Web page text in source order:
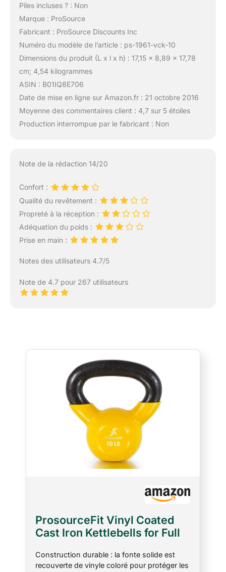
Piles incluses ? : Non
Marque : ProSource
Fabricant : ProSource Discounts Inc
Numéro du modèle de l’article : ps-1961-vck-10
Dimensions du produit (L x l x h) : 17,15 x 8,89 x 17,78
cm; 4,54 kilogrammes
ASIN : B01IQ8E706
Date de mise en ligne sur Amazon.fr : 21 octobre 2016
Moyenne des commentaires client : 4,7 sur 5 étoiles
Production interrompue par le fabricant : Non
Note de la rédaction 14/20
Confort :
Qualité du revêtement :
Propreté à la réception :
Adéquation du poids :
Prise en main :
Notes des utilisateurs 4.7/5
Note de 4.7 pour 267 utilisateurs
ProsourceFit Vinyl Coated
Cast Iron Kettlebells for Full
Yellow
Construction durable : la fonte solide est
recouverte de vinyle coloré pour protéger les